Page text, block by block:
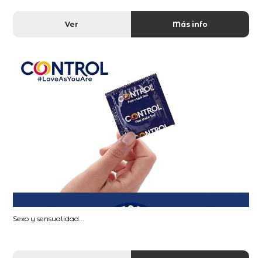
Ver Más info
Sexo y sensualidad...